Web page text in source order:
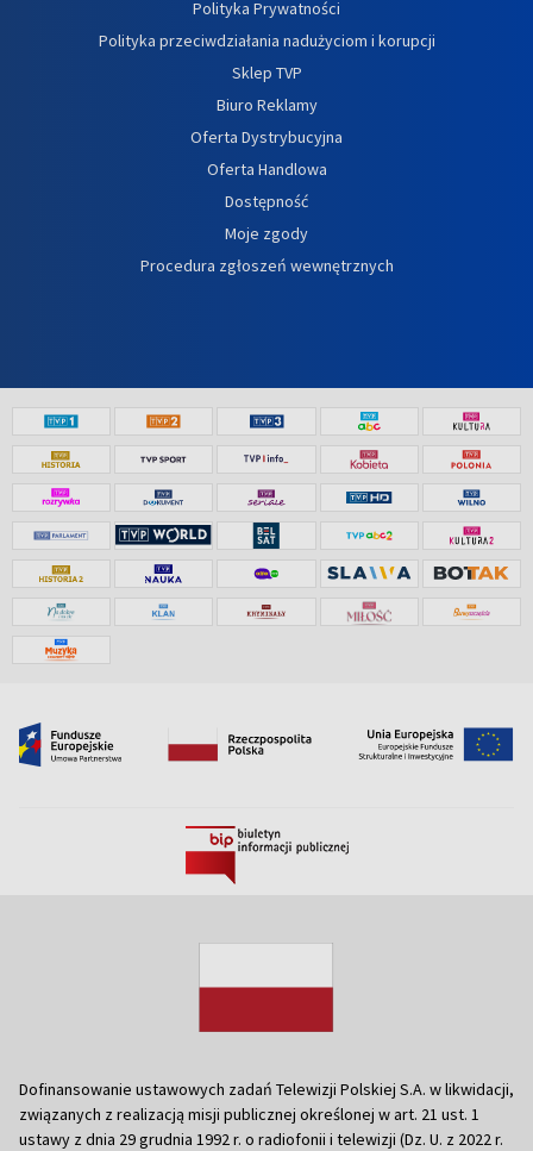
Polityka Prywatności
Polityka przeciwdziałania nadużyciom i korupcji
Sklep TVP
Biuro Reklamy
Oferta Dystrybucyjna
Oferta Handlowa
Dostępność
Moje zgody
Procedura zgłoszeń wewnętrznych
Dofinansowanie ustawowych zadań Telewizji Polskiej S.A. w likwidacji,
związanych z realizacją misji publicznej określonej w art. 21 ust. 1
ustawy z dnia 29 grudnia 1992 r. o radiofonii i telewizji (Dz. U. z 2022 r.